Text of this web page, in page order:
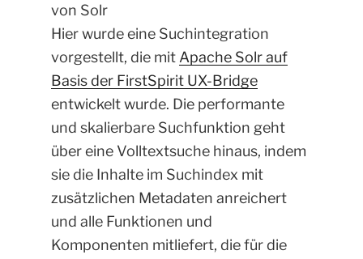
von Solr
Hier wurde eine Suchintegration
vorgestellt, die mit Apache Solr auf
Basis der FirstSpirit UX-Bridge
entwickelt wurde. Die performante
und skalierbare Suchfunktion geht
über eine Volltextsuche hinaus, indem
sie die Inhalte im Suchindex mit
zusätzlichen Metadaten anreichert
und alle Funktionen und
Komponenten mitliefert, die für die